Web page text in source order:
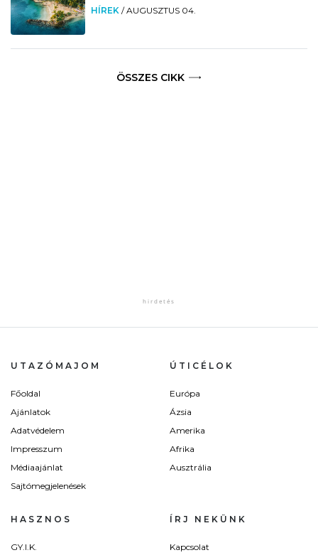
HÍREK /AUGUSZTUS 04.
ÖSSZES CIKK
UTAZÓMAJOM
Főoldal
Ajánlatok
Adatvédelem
Impresszum
Médiaajánlat
Sajtómegjelenések
ÚTICÉLOK
Európa
Ázsia
Amerika
Afrika
Ausztrália
HASZNOS
GY.I.K.
ÍRJ NEKÜNK
Kapcsolat